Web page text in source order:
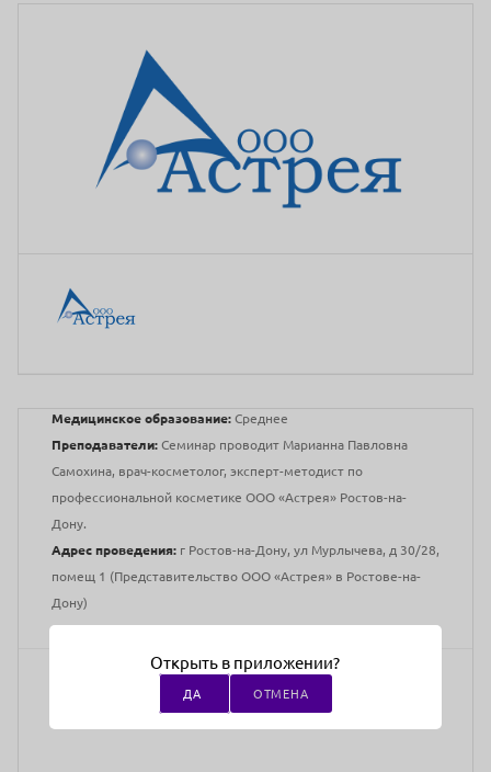
Медицинское образование: Среднее
Преподаватели: Семинар проводит Марианна Павловна
Самохина, врач-косметолог, эксперт-методист по
профессиональной косметике ООО «Астрея» Ростов-на-
Дону.
Адрес проведения: г Ростов-на-Дону, ул Мурлычева, д 30/28,
помещ 1 (Представительство ООО «Астрея» в Ростове-на-
Дону)
Закупка товара
Открыть в приложении?
ДА ОТМЕНА